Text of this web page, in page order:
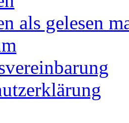
als gelesen